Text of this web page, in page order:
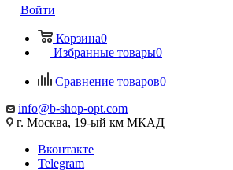
Войти
Корзина0
Избранные товары0
Сравнение товаров0
info@b-shop-opt.com
г. Москва, 19-ый км МКАД
Вконтакте
Telegram